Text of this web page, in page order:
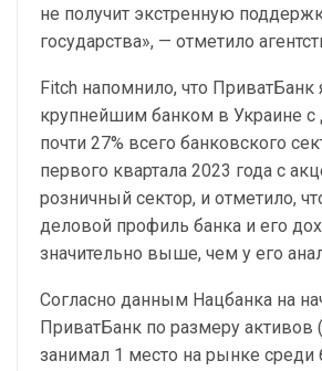
не получит экстренную
государства», — отметило
Fitch напомнило, что ПриватБанк
крупнейшим банком в Украине с
почти 27% всего банковского
первого квартала 2023 года с
розничный сектор, и отметило,
деловой профиль банка и его
значительно выше, чем у его
Согласно данным Нацбанка на
ПриватБанк по размеру активов
занимал 1 место на рынке среди